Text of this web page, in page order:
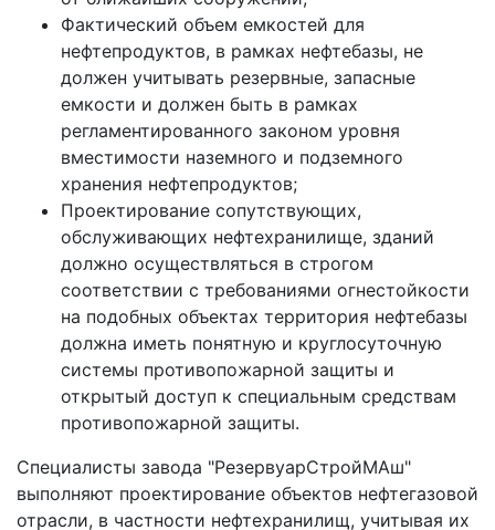
Фактический объем емкостей для
нефтепродуктов, в рамках нефтебазы, не
должен учитывать резервные, запасные
емкости и должен быть в рамках
регламентированного законом уровня
вместимости наземного и подземного
хранения нефтепродуктов;
Проектирование сопутствующих,
обслуживающих нефтехранилище, зданий
должно осуществляться в строгом
соответствии с требованиями огнестойкости
на подобных объектах территория нефтебазы
должна иметь понятную и круглосуточную
системы противопожарной защиты и
открытый доступ к специальным средствам
противопожарной защиты.
Специалисты завода "РезервуарСтройМАш"
выполняют проектирование объектов нефтегазовой
отрасли, в частности нефтехранилищ, учитывая их